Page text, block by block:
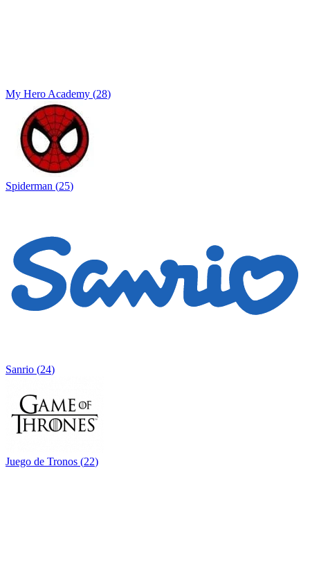
My Hero Academy (28)
Spiderman (25)
Sanrio (24)
Juego de Tronos (22)